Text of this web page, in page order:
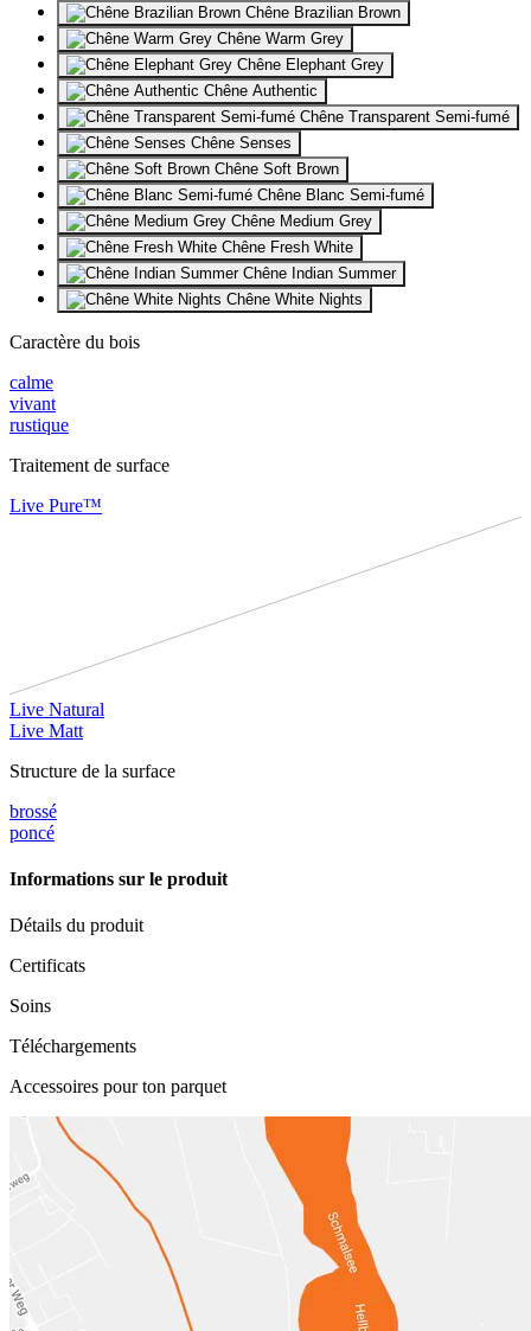
Chêne Brazilian Brown
Chêne Warm Grey
Chêne Elephant Grey
Chêne Authentic
Chêne Transparent Semi-fumé
Chêne Senses
Chêne Soft Brown
Chêne Blanc Semi-fumé
Chêne Medium Grey
Chêne Fresh White
Chêne Indian Summer
Chêne White Nights
Caractère du bois
calme
vivant
rustique
Traitement de surface
Live Pure™
Live Natural
Live Matt
Structure de la surface
brossé
poncé
Informations sur le produit
Détails du produit
Certificats
Soins
Téléchargements
Accessoires pour ton parquet